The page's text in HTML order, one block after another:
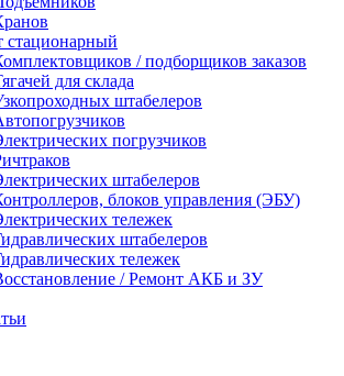
стационарный
/ подборщиков заказов
для склада
штабелеров
погрузчиков
штабелеров
блоков управления (ЭБУ)
тележек
штабелеров
тележек
/ Ремонт АКБ и ЗУ